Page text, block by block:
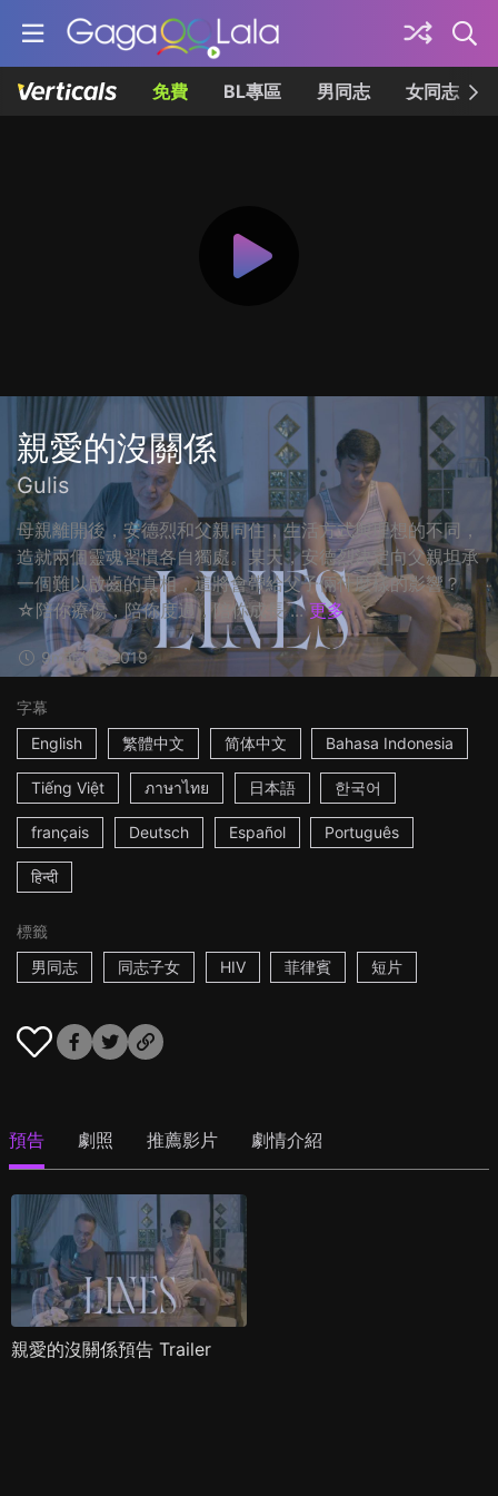
免費 BL專區 男同志 女同志
親愛的沒關係
Gulis
母親離開後，安德烈和父親同住，生活方式與理想的不同，
造就兩個靈魂習慣各自獨處。某天，安德烈決定向父親坦承
一個難以啟齒的真相，這將會帶給父子倆什麼樣的影響？
☆陪你療傷，陪你度過，陪你成長 ... 更多
9m 菲律賓2019
字幕
English
繁體中文 简体中文 Bahasa Indonesia
Tiếng Việt ภาษาไทย 日本語 한국어
français Deutsch Español Português
हिन्दी
標籤
男同志
同志子女 HIV 菲律賓 短片
預告 劇照 推薦影片 劇情介紹
親愛的沒關係預告 Trailer